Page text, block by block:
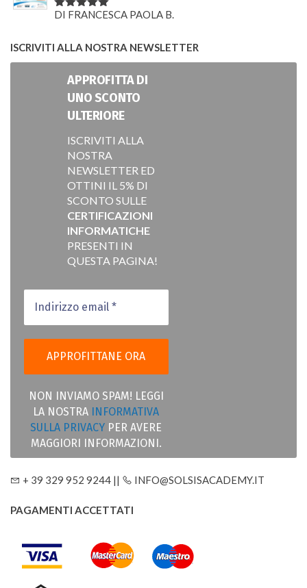
VALUTATO
DI FRANCESCA PAOLA B.
ISCRIVITI ALLA NOSTRA NEWSLETTER
APPROFITTA DI
UNO SCONTO
ULTERIORE
ISCRIVITI ALLA
NOSTRA
NEWSLETTER ED
OTTINI IL 5% DI
SCONTO SULLE
CERTIFICAZIONI
INFORMATICHE
PRESENTI IN
QUESTA PAGINA!
NON INVIAMO SPAM! LEGGI
LA NOSTRA
INFORMATIVA
SULLA PRIVACY PER AVERE
MAGGIORI INFORMAZIONI.
+ 39 329 952 9244 || INFO@SOLSISACADEMY.IT
PAGAMENTI ACCETTATI